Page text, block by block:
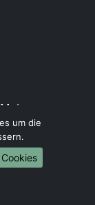
um die